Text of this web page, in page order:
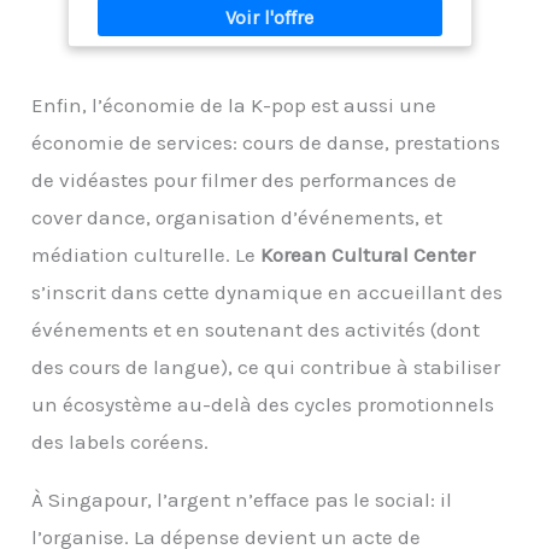
Enfin, l’économie de la K-pop est aussi une
économie de services: cours de danse, prestations
de vidéastes pour filmer des performances de
cover dance, organisation d’événements, et
médiation culturelle. Le Korean Cultural Center
s’inscrit dans cette dynamique en accueillant des
événements et en soutenant des activités (dont
des cours de langue), ce qui contribue à stabiliser
un écosystème au-delà des cycles promotionnels
des labels coréens.
À Singapour, l’argent n’efface pas le social: il
l’organise. La dépense devient un acte de